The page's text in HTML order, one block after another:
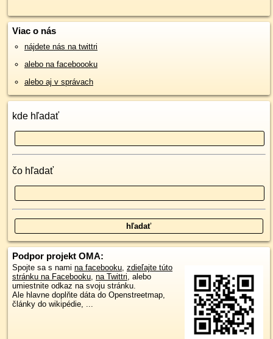
Viac o nás
nájdete nás na twittri
alebo na faceboooku
alebo aj v správach
kde hľadať
čo hľadať
Podpor projekt OMA:
Spojte sa s nami na facebooku, zdieľajte túto
stránku na Facebooku, na Twittri, alebo
umiestnite odkaz na svoju stránku.
Ale hlavne doplňte dáta do Openstreetmap,
články do wikipédie, ...